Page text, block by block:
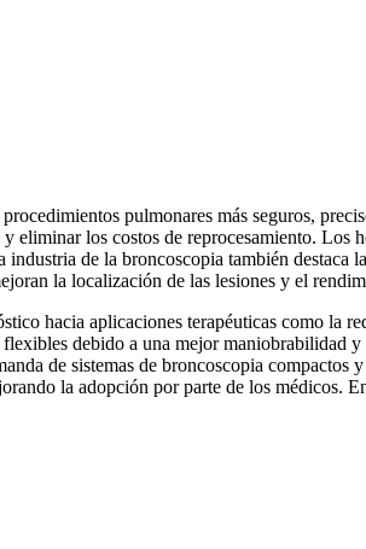
pulmonares más seguros,
eliminar los costos de reprocesamiento.
de la broncoscopia también
la localización de las lesiones y el
hacia aplicaciones terapéuticas como la
debido a una mejor maniobrabilidad
de sistemas de broncoscopia
la adopción por parte de los médicos.